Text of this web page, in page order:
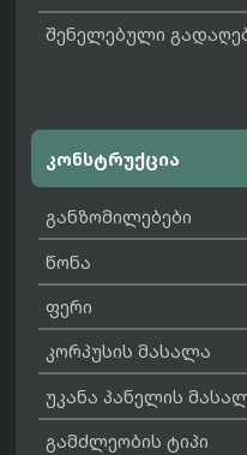
შენელებული
კონსტრუქცია
განზომილებები
წონა
ფერი
კორპუსის მასალა
უკანა პანელის
გამძლეობის ტიპი